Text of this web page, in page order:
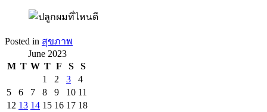
Posted in สุขภาพ
June 2023
M T W T F S
S
1
2 3
4
5
6 7 8 9 10 11
12 13 14 15 16 17 18